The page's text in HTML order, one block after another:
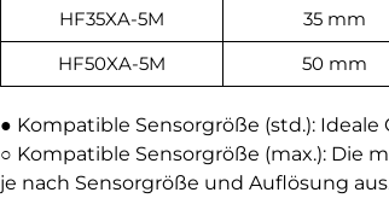
HF35XA-5M
35 mm
HF50XA-5M
50 mm
● Kompatible Sensorgröße (std.):
○ Kompatible Sensorgröße (max.): Die
je nach Sensorgröße und Auflösung